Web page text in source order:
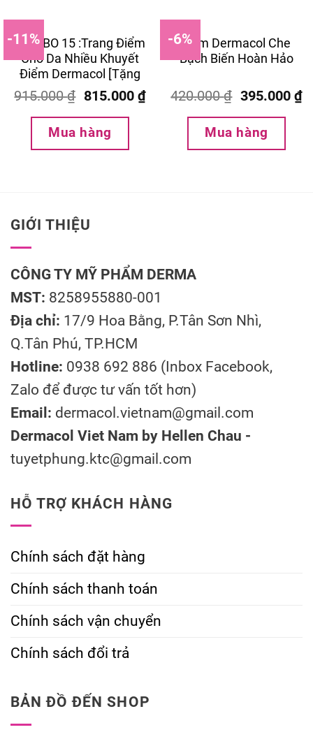
-11%
COMBO 15 :Trang Điểm
Cho Da Nhiều Khuyết
Điểm Dermacol [Tặng
mút kèm theo)
915.000₫ 815.000 ₫
Mua hàng
-6%Kem Dermacol Che
Bạch Biến Hoàn Hảo
420.000₫ 395.000 ₫
Mua hàng
GIỚI THIỆU
CÔNG TY MỸ PHẨM DERMA
MST: 8258955880-001
Địa chỉ: 17/9 Hoa Bằng, P.Tân Sơn Nhì,
Q.Tân Phú, TP.HCM
Hotline: 0938 692 886 (Inbox Facebook,
Zalo để được tư vấn tốt hơn)
Email: dermacol.vietnam@gmail.com
Dermacol Viet Nam by Hellen Chau -
tuyetphung.ktc@gmail.com
HỖ TRỢ KHÁCH HÀNG
Chính sách đặt hàng
Chính sách thanh toán
Chính sách vận chuyển
Chính sách đổi trả
BẢN ĐỒ ĐẾN SHOP